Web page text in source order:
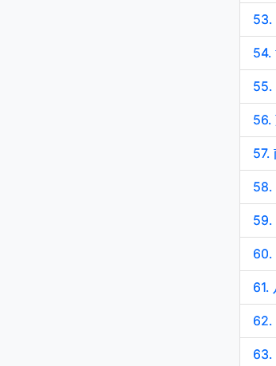
53.
54.
59.
60.
62.